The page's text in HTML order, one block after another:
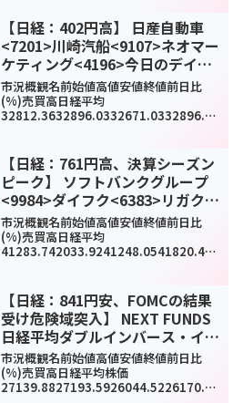
【日経：402円高】 日産自動車
<7201>川崎汽船<9107>ネオマー
ケティング<4196>今日のデイト
レ7月19日
市況概観名前始値高値安値終値前日比
(%)売買高日経平均
32812.3632896.0332671.0332896.03
726.69(1.19%)12...
【日経：761円高、決算シーズン
ピーク】 ソフトバンクグループ
<9984>ダイフク<6383>リガク・
ホールディングス<268A>今日の
デイトレ8月8日
市況概観名前始値高値安値終値前日比
(%)売買高日経平均
41283.742033.9241248.0541820.487
【日経：841円安、FOMCの結果
受け危険域突入】 NEXT FUNDS
日経平均ダブルインバース・イン
デックス連動型上場投信<1357>
ソニーグループ<6758>佐渡汽船
<9176>今日のデイトレ1月27日
市況概観名前始値高値安値終値前日比
(%)売買高日経平均株価
27139.8827193.5926044.5226170.3-